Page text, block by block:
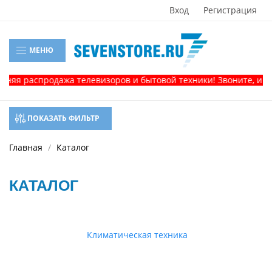
Вход Регистрация
МЕНЮ
телевизоров и бытовой техники! Звоните, и
ПОКАЗАТЬ ФИЛЬТР
Главная Каталог
КАТАЛОГ
Климатическая техника